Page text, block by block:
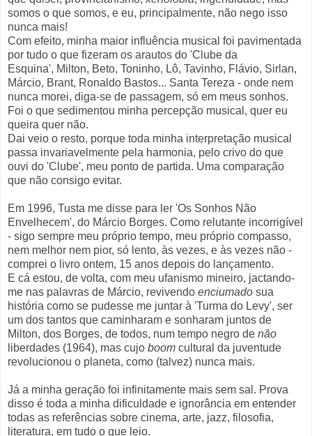
somos o que somos, e eu, principalmente, não nego isso
nunca mais!
Com efeito, minha maior influência musical foi pavimentada
por tudo o que fizeram os arautos do 'Clube da
Esquina', Milton, Beto, Toninho, Lô, Tavinho, Flávio, Sirlan,
Márcio, Brant, Ronaldo Bastos... Santa Tereza - onde nem
nunca morei, diga-se de passagem, só em meus sonhos.
Foi o que sedimentou minha percepção musical, quer eu
queira quer não.
Dai veio o resto, porque toda minha interpretação musical
passa invariavelmente pela harmonia, pelo crivo do que
ouvi do 'Clube', meu ponto de partida. Uma comparação
que não consigo evitar.
Em 1996, Tusta me disse para ler 'Os Sonhos Não
Envelhecem', do Márcio Borges. Como relutante incorrigível
- sigo sempre meu próprio tempo, meu próprio compasso,
nem melhor nem pior, só lento, às vezes, e às vezes não -
comprei o livro ontem, 15 anos depois do lançamento.
E cá estou, de volta, com meu ufanismo mineiro, jactando-
me nas palavras de Márcio, revivendo enciumado sua
história como se pudesse me juntar à 'Turma do Levy', ser
um dos tantos que caminharam e sonharam juntos de
Milton, dos Borges, de todos, num tempo negro de não
liberdades (1964), mas cujo boom cultural da juventude
revolucionou o planeta, como (talvez) nunca mais.
Já a minha geração foi infinitamente mais sem sal. Prova
disso é toda a minha dificuldade e ignorância em entender
todas as referências sobre cinema, arte, jazz, filosofia,
literatura, em tudo o que leio.